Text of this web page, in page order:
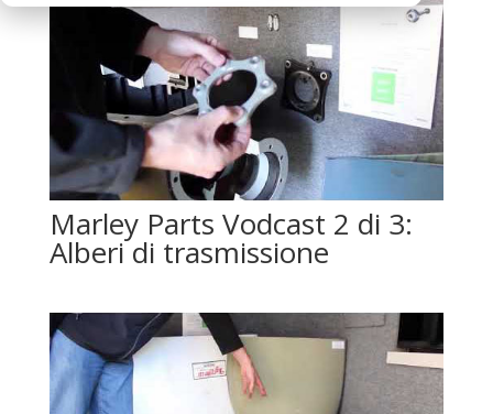
Marley Parts Vodcast 2 di 3:
Alberi di trasmissione